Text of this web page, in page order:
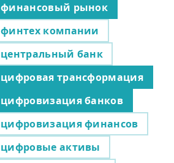
финансовый рынок
финтех компании
центральный банк
цифровая трансформация
цифровизация банков
цифровизация финансов
цифровые активы